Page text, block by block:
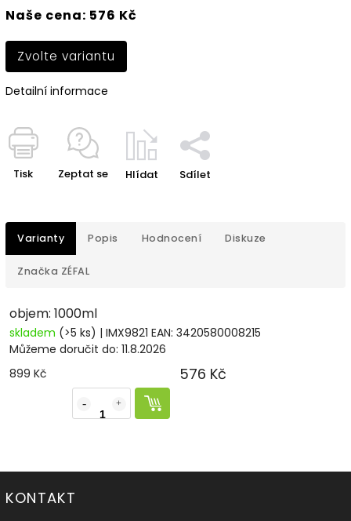
Naše cena: 576 Kč
Zvolte variantu
Detailní informace
Tisk Zeptat se Hlídat Sdílet
Varianty Popis Hodnocení Diskuze
Značka ZÉFAL
objem: 1000ml
skladem (>5 ks) | IMX9821 EAN: 3420580008215
Můžeme doručit do: 11.8.2026
899 Kč
576 Kč
KONTAKT